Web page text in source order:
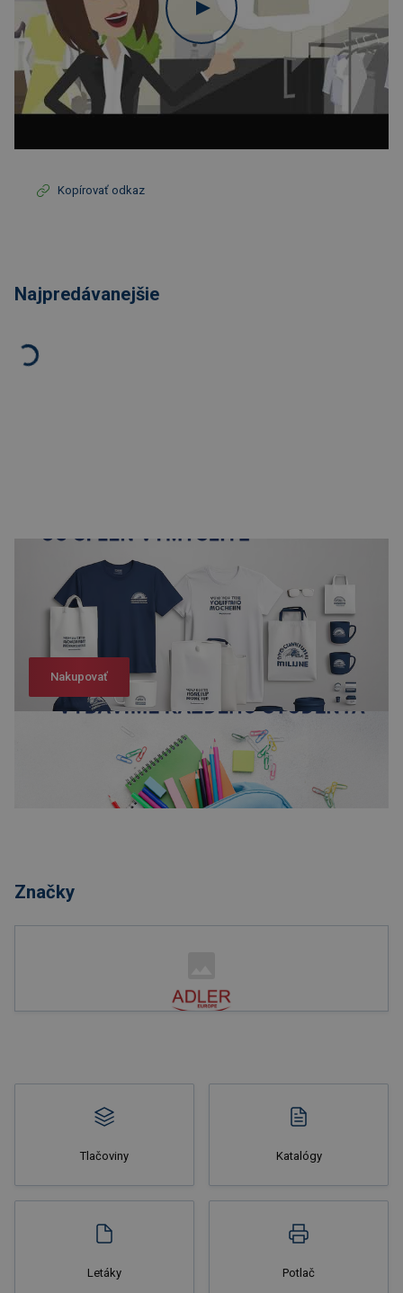
Kopírovať odkaz
Najpredávanejšie
Nakupovať
Značky
Tlačoviny Katalógy
Letáky Potlač